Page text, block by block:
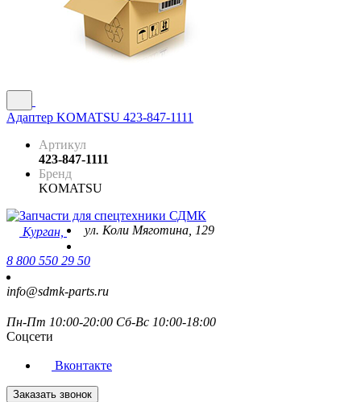
Адаптер KOMATSU 423-847-1111
Артикул
423-847-1111
Бренд
KOMATSU
Курган, ул. Коли Мяготина, 129
8 800 550 29 50
info@sdmk-parts.ru
Пн-Пт 10:00-20:00 Сб-Вс 10:00-18:00
Соцсети
Вконтакте
Заказать звонок